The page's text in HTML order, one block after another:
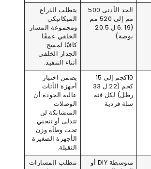
الحد الأدنى 500
مم إلى 520 مم
(19 .6 ل 20.5
بوصة)
يتطلب الذراع
الميكانيكي
ومجموعة المسار
الخلفي عمقًا
كافيًا لمسح
الجدار الخلفي
أثناء التنفيذ.
10كجم إلى 15
كجم (22 ل 33
رطل) لكل فئة
سلة فردية
يضمن اختيار
أجهزة الأثاث
عالية الجودة أن
الوصلات
المتشابكة لن
تتدلى أو تنحني
تحت وطأة وزن
الأجهزة الصغيرة
الثقيلة.
متوسطة DIY أو
تتطلب المسارات